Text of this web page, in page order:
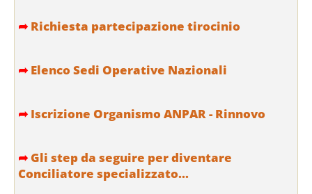
➦ Richiesta partecipazione tirocinio
➦ Elenco Sedi Operative Nazionali
➦ Iscrizione Organismo ANPAR - Rinnovo
➦ Gli step da seguire per diventare
Conciliatore specializzato...